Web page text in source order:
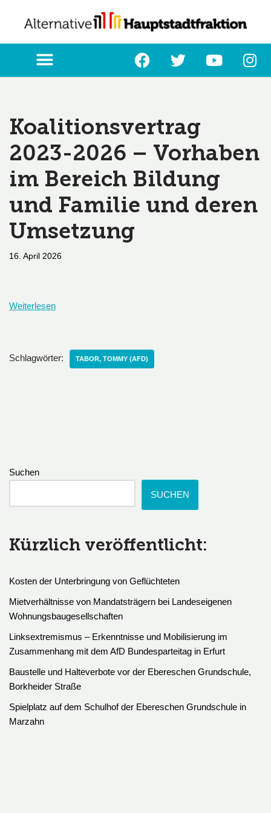
Zum
Inhalt
springen
Koalitionsvertrag
2023-2026 – Vorhaben
im Bereich Bildung
und Familie und deren
Umsetzung
16. April 2026
Weiterlesen
Schlagwörter: TABOR, TOMMY (AFD)
Suchen
SUCHEN
Kürzlich veröffentlicht:
Kosten der Unterbringung von Geflüchteten
Mietverhältnisse von Mandatsträgern bei Landeseigenen
Wohnungsbaugesellschaften
Linksextremismus – Erkenntnisse und Mobilisierung im
Zusammenhang mit dem AfD Bundesparteitag in Erfurt
Baustelle und Halteverbote vor der Ebereschen Grundschule,
Borkheider Straße
Spielplatz auf dem Schulhof der Ebereschen Grundschule in
Marzahn